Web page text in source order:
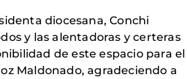
diocesana, Conchi
y las alentadoras y certeras
de este espacio para el
Maldonado, agradeciendo a